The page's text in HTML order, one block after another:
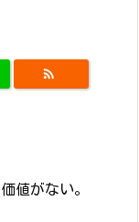

値がない。